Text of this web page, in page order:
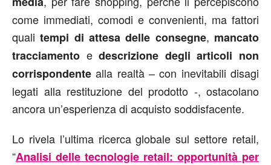
come immediati, comodi e convenienti, ma fattori
qualitempi di attesa delle consegne, mancato
tracciamento edescrizione degli articoli non
corrispondente alla realtà – con inevitabili disagi
legati alla restituzione del prodotto -, ostacolano
ancora un’esperienza di acquisto soddisfacente.
Lo rivela l’ultima ricerca globale sul settore retail,
“Analisi delle tecnologie retail: opportunità per